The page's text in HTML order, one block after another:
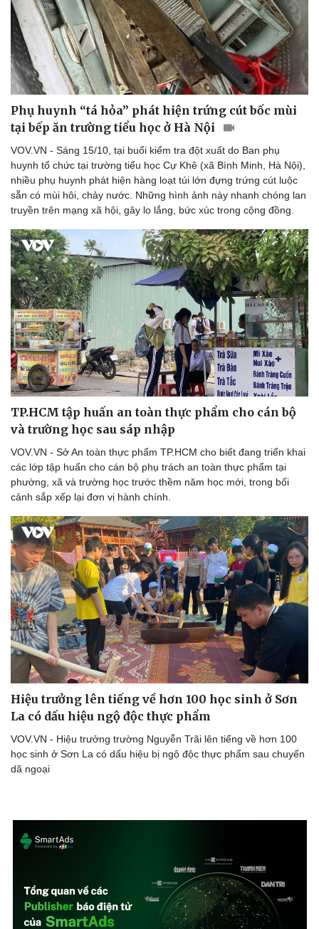
Văn hóa
Sân khấu - Điện ảnh
Văn học
Âm nhạc
Di sản
Giải trí
Nghệ sĩ
Thời trang
Sao Việt
Phụ huynh “tá hỏa” phát hiện trứng cút bốc mùi
tại bếp ăn trường tiểu học ở Hà Nội
VOV.VN - Sáng 15/10, tại buổi kiểm tra đột xuất do Ban phụ
huynh tổ chức tại trường tiểu học Cự Khê (xã Bình Minh, Hà Nội),
nhiều phụ huynh phát hiện hàng loạt túi lớn đựng trứng cút luộc
sẵn có mùi hôi, chảy nước. Những hình ảnh này nhanh chóng lan
truyền trên mạng xã hội, gây lo lắng, bức xúc trong cộng đồng.
TP.HCM tập huấn an toàn thực phẩm cho cán bộ
và trường học sau sáp nhập
VOV.VN - Sở An toàn thực phẩm TP.HCM cho biết đang triển khai
các lớp tập huấn cho cán bộ phụ trách an toàn thực phẩm tại
phường, xã và trường học trước thềm năm học mới, trong bối
cảnh sắp xếp lại đơn vị hành chính.
Hiệu trưởng lên tiếng về hơn 100 học sinh ở Sơn
La có dấu hiệu ngộ độc thực phẩm
VOV.VN - Hiệu trưởng trường Nguyễn Trãi lên tiếng về hơn 100
học sinh ở Sơn La có dấu hiệu bị ngộ độc thực phẩm sau chuyến
dã ngoại